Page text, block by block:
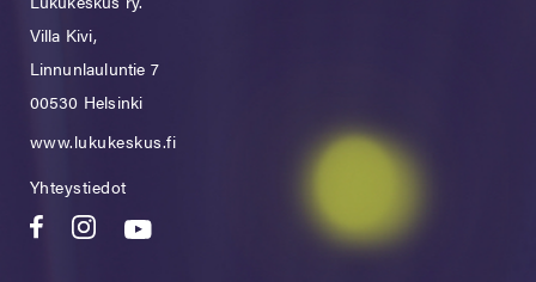
Villa Kivi,
Linnunlauluntie 7
00530 Helsinki
www.lukukeskus.fi
Yhteystiedot